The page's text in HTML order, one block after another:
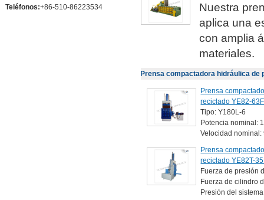
Teléfonos:+86-510-86223534
Nuestra
aplica una
con amplia
materiales.
Prensa compactadora hidráulica de
Prensa
reciclado YE82-
Tipo: Y180L-6
Potencia nominal:
Velocidad nominal:
Prensa
reciclado YE82T-
Fuerza de presión
Fuerza de cilindro
Presión del